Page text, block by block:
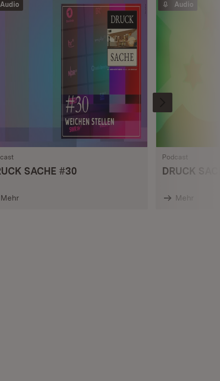
Audio
SACHE #30
Mehr
Audio
Podcast
DRUCK
Mehr